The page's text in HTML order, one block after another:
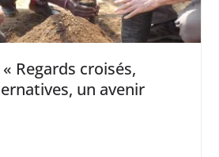
Regards croisés,
un avenir